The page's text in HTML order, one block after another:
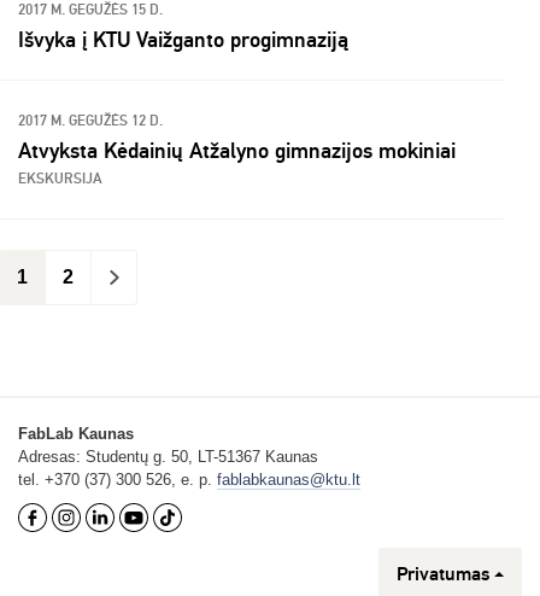
2017 M. GEGUŽĖS 15 D.
Išvyka į KTU Vaižganto progimnaziją
2017 M. GEGUŽĖS 12 D.
Atvyksta Kėdainių Atžalyno gimnazijos mokiniai
EKSKURSIJA
1 2 >
FabLab Kaunas
Adresas: Studentų g. 50, LT-51367 Kaunas
tel. +370 (37) 300 526, e. p. fablabkaunas@ktu.lt
Privatumas